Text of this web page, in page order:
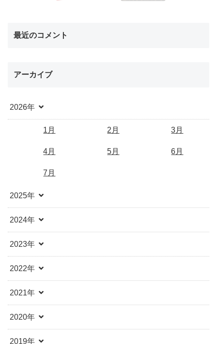
最近のコメント
アーカイブ
2026年
1月 2月 3月
4月 5月 6月
7月
2025年
2024年
2023年
2022年
2021年
2020年
2019年